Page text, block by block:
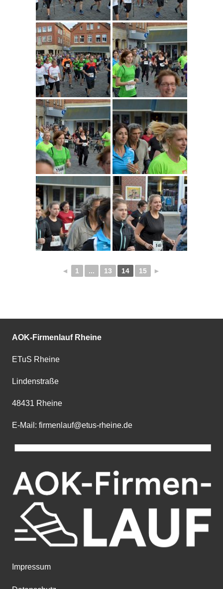
◄ 1 ... 13 14 15 ►
AOK-Firmenlauf Rheine
ETuS Rheine
Lindenstraße
48431 Rheine
E-Mail: firmenlauf@etus-rheine.de
Impressum